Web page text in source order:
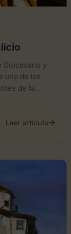
Diocesano y
una de las
de la
Leer artículo